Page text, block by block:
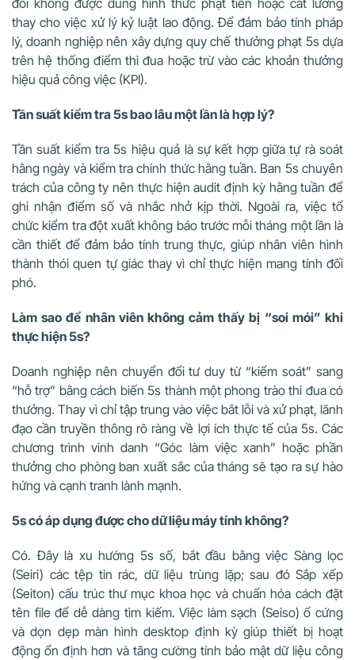
đối không được dùng hình thức phạt tiền hoặc cắt lương
thay cho việc xử lý kỷ luật lao động. Để đảm bảo tính pháp
lý, doanh nghiệp nên xây dựng quy chế thưởng phạt 5s dựa
trên hệ thống điểm thi đua hoặc trừ vào các khoản thưởng
hiệu quả công việc (KPI).
Tần suất kiểm tra 5s bao lâu một lần là hợp lý?
Tần suất kiểm tra 5s hiệu quả là sự kết hợp giữa tự rà soát
hằng ngày và kiểm tra chính thức hằng tuần. Ban 5s chuyên
trách của công ty nên thực hiện audit định kỳ hằng tuần để
ghi nhận điểm số và nhắc nhở kịp thời. Ngoài ra, việc tổ
chức kiểm tra đột xuất không báo trước mỗi tháng một lần là
cần thiết để đảm bảo tính trung thực, giúp nhân viên hình
thành thói quen tự giác thay vì chỉ thực hiện mang tính đối
phó.
Làm sao để nhân viên không cảm thấy bị “soi mói” khi
thực hiện 5s?
Doanh nghiệp nên chuyển đổi tư duy từ “kiểm soát” sang
“hỗ trợ” bằng cách biến 5s thành một phong trào thi đua có
thưởng. Thay vì chỉ tập trung vào việc bắt lỗi và xử phạt, lãnh
đạo cần truyền thông rõ ràng về lợi ích thực tế của 5s. Các
chương trình vinh danh “Góc làm việc xanh” hoặc phần
thưởng cho phòng ban xuất sắc của tháng sẽ tạo ra sự hào
hứng và cạnh tranh lành mạnh.
5s có áp dụng được cho dữ liệu máy tính không?
Có. Đây là xu hướng 5s số, bắt đầu bằng việc Sàng lọc
(Seiri) các tệp tin rác, dữ liệu trùng lặp; sau đó Sắp xếp
(Seiton) cấu trúc thư mục khoa học và chuẩn hóa cách đặt
tên file để dễ dàng tìm kiếm. Việc làm sạch (Seiso) ổ cứng
và dọn dẹp màn hình desktop định kỳ giúp thiết bị hoạt
động ổn định hơn và tăng cường tính bảo mật dữ liệu công